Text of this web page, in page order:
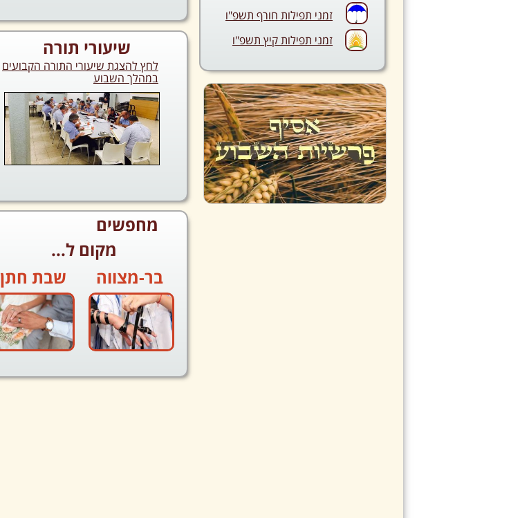
שבת חתן בר-מצווה
מחפשים
מקום ל...
זמני תפילות חורף תשפ"ו
זמני תפילות קיץ תשפ"ו
שיעורי תורה
לחץ להצגת שיעורי התורה הקבועים
במהלך השבוע